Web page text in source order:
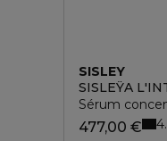
SISLEY
SISLEŸA
Sérum
477,00 €